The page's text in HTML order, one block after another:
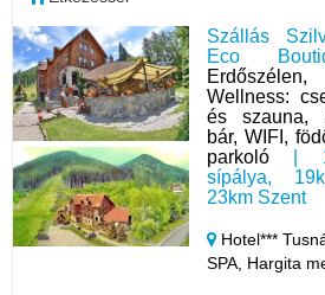
Szállás
Eco
Wellness:
és szauna,
bár, WIFI,
parkoló |
sípálya,
23km Szent
Hotel***
SPA, Hargita